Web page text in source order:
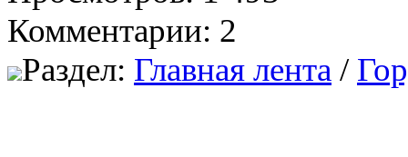
Комментарии: 2
Раздел: Главная лента /